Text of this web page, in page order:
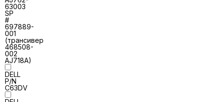
63003
SP
#
697889-
001
(трансивер
468508-
002
AJ718A)
DELL
P/N
C63DV